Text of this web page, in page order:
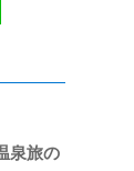
泉旅の